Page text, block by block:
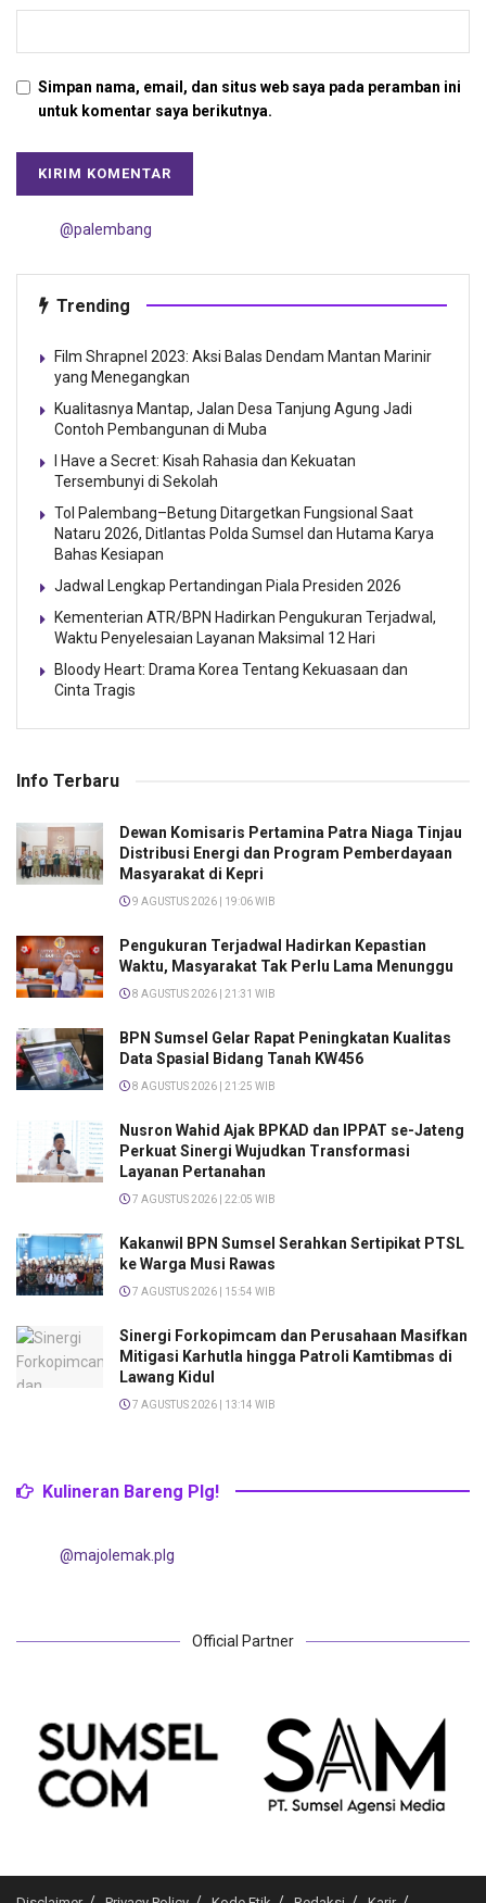
Simpan nama, email, dan situs web saya pada peramban ini
untuk komentar saya berikutnya.
@palembang
Trending
Film Shrapnel 2023: Aksi Balas Dendam Mantan Marinir
yang Menegangkan
Kualitasnya Mantap, Jalan Desa Tanjung Agung Jadi
Contoh Pembangunan di Muba
I Have a Secret: Kisah Rahasia dan Kekuatan
Tersembunyi di Sekolah
Tol Palembang–Betung Ditargetkan Fungsional Saat
Nataru 2026, Ditlantas Polda Sumsel dan Hutama Karya
Bahas Kesiapan
Jadwal Lengkap Pertandingan Piala Presiden 2026
Kementerian ATR/BPN Hadirkan Pengukuran Terjadwal,
Waktu Penyelesaian Layanan Maksimal 12 Hari
Bloody Heart: Drama Korea Tentang Kekuasaan dan
Cinta Tragis
Info Terbaru
Dewan Komisaris Pertamina Patra Niaga Tinjau
Distribusi Energi dan Program Pemberdayaan
Masyarakat di Kepri
9 AGUSTUS 2026 | 19:06 WIB
Pengukuran Terjadwal Hadirkan Kepastian
Waktu, Masyarakat Tak Perlu Lama Menunggu
8 AGUSTUS 2026 | 21:31 WIB
BPN Sumsel Gelar Rapat Peningkatan Kualitas
Data Spasial Bidang Tanah KW456
8 AGUSTUS 2026 | 21:25 WIB
Nusron Wahid Ajak BPKAD dan IPPAT se-Jateng
Perkuat Sinergi Wujudkan Transformasi
Layanan Pertanahan
7 AGUSTUS 2026 | 22:05 WIB
Kakanwil BPN Sumsel Serahkan Sertipikat PTSL
ke Warga Musi Rawas
7 AGUSTUS 2026 | 15:54 WIB
Sinergi Forkopimcam dan Perusahaan Masifkan
Mitigasi Karhutla hingga Patroli Kamtibmas di
Lawang Kidul
7 AGUSTUS 2026 | 13:14 WIB
Kulineran Bareng Plg!
@majolemak.plg
Official Partner